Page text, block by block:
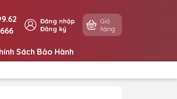
Đăng nhập
Đăng ký
Giỏ
hàng
Sách Bảo Hành